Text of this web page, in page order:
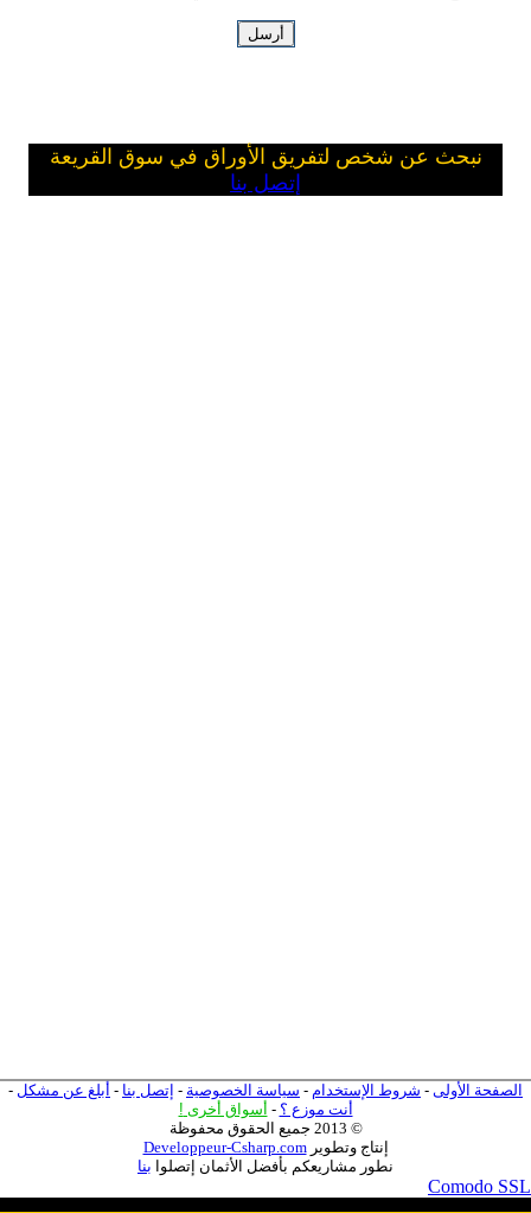
نبحث عن شخص لتفريق الأوراق في سوق القريعة
إتصل بنا
الصفحة الأولى - شروط الإستخدام - سياسة الخصوصية - إتصل بنا - أبلغ عن مشكل -
أنت موزع ؟ - أسواق أخرى !
© 2013 جميع الحقوق محفوظة
إنتاج وتطويرDeveloppeur-Csharp.com
نطور مشاريعكم بأفضل الأثمان إتصلوا بنا
Comodo SSL